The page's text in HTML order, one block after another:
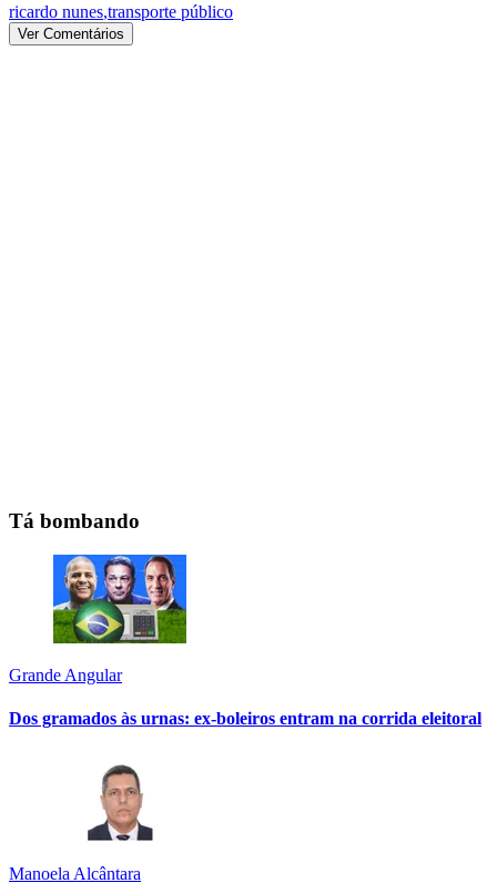
ricardo nunes,transporte público
Ver Comentários
Tá bombando
Grande Angular
Dos gramados às urnas: ex-boleiros entram na corrida eleitoral
Manoela Alcântara